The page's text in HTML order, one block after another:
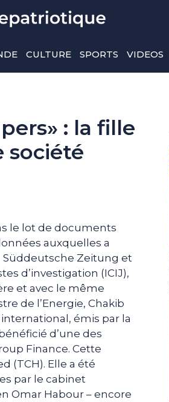
CULTURE SPORTS VIDEOS
: la fille
société
le lot de documents
auxquelles a
Zeitung et
d’investigation (ICIJ),
et avec le même
de l’Energie, Chakib
émis par la
d’une des
Finance. Cette
(TCH). Elle a été
par le cabinet
Omar Habour – encore